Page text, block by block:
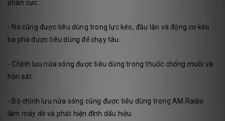
phân cực.
- Nó cũng được tiêu dùng trong lực kéo, đầu lăn và động cơ kéo
ba pha được tiêu dùng để chạy tàu.
- Chỉnh lưu nửa sóng được tiêu dùng trong thuốc chống muỗi và
hàn sắt.
- Bộ chỉnh lưu nửa sóng cũng được tiêu dùng trong AM Radio
làm máy dò và phát hiện đỉnh dấu hiệu.